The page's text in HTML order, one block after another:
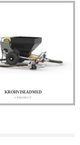
KROHVISEADMED
1 PRODUCT